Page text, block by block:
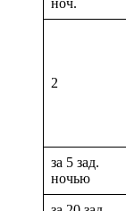
2
за 5 зад.
ночью